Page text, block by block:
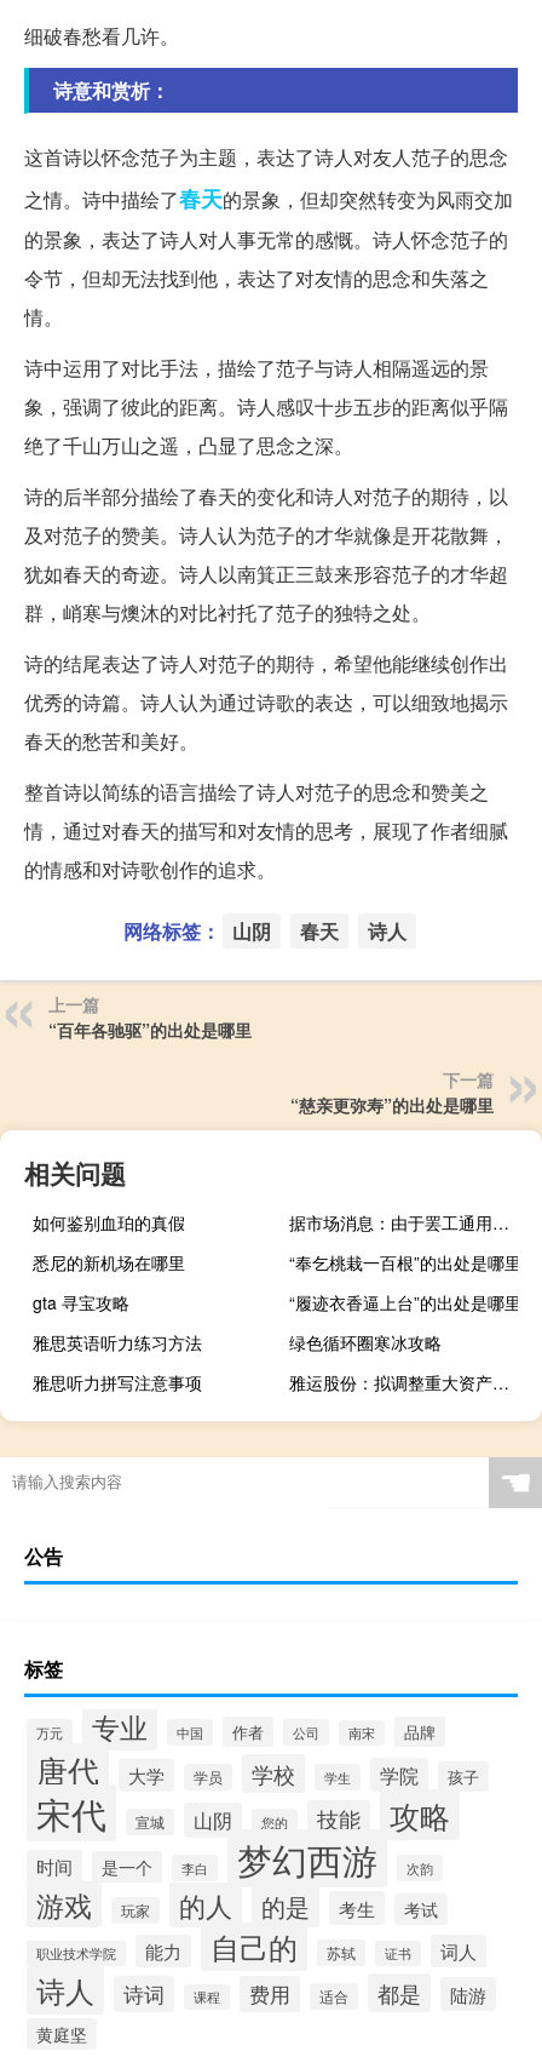
细破春愁看几许。
诗意和赏析：
这首诗以怀念范子为主题，表达了诗人对友人范子的思念
之情。诗中描绘了春天的景象，但却突然转变为风雨交加
的景象，表达了诗人对人事无常的感慨。诗人怀念范子的
令节，但却无法找到他，表达了对友情的思念和失落之
情。
诗中运用了对比手法，描绘了范子与诗人相隔遥远的景
象，强调了彼此的距离。诗人感叹十步五步的距离似乎隔
绝了千山万山之遥，凸显了思念之深。
诗的后半部分描绘了春天的变化和诗人对范子的期待，以
及对范子的赞美。诗人认为范子的才华就像是开花散舞，
犹如春天的奇迹。诗人以南箕正三鼓来形容范子的才华超
群，峭寒与燠沐的对比衬托了范子的独特之处。
诗的结尾表达了诗人对范子的期待，希望他能继续创作出
优秀的诗篇。诗人认为通过诗歌的表达，可以细致地揭示
春天的愁苦和美好。
整首诗以简练的语言描绘了诗人对范子的思念和赞美之
情，通过对春天的描写和对友情的思考，展现了作者细腻
的情感和对诗歌创作的追求。
网络标签： 山阴 春天 诗人
上一篇
“百年各驰驱”的出处是哪里
下一篇
“慈亲更弥寿”的出处是哪里
相关问题
如何鉴别血珀的真假
据市场消息：由于罢工通用汽车(GM.N)推迟了投资者日
悉尼的新机场在哪里
“奉乞桃栽一百根”的出处是哪里
gta 寻宝攻略
“履迹衣香逼上台”的出处是哪里
雅思英语听力练习方法
绿色循环圈寒冰攻略
雅思听力拼写注意事项
雅运股份：拟调整重大资产重组方案股票明起停牌
☚
公告
标签
万元 专业 中国 作者 公司 南宋 品牌
唐代 大学 学员 学校 学生 学院 孩子
宋代 宣城 山阴 您的 技能 攻略
时间 是一个 李白 梦幻西游 次韵
游戏 玩家 的人 的是 考生 考试
职业技术学院 能力 自己的 苏轼 证书 词人
诗人 诗词 课程 费用 适合 都是 陆游
黄庭坚